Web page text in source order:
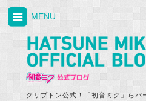
クリプトン公式！「初音ミク」らバ
MENU